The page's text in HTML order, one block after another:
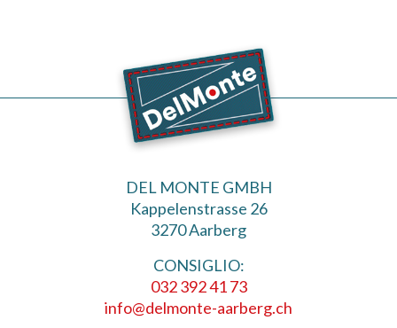
DEL MONTE GMBH
Kappelenstrasse 26
3270 Aarberg
CONSIGLIO:
032 392 41 73
info@delmonte-aarberg.ch